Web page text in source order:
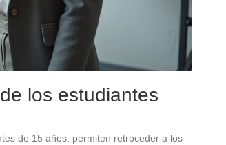
los estudiantes
de 15 años, permiten retroceder a los